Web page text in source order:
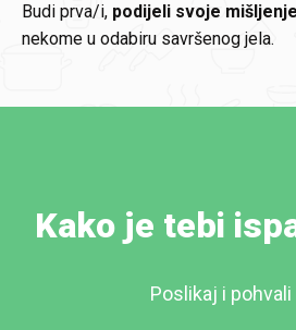
Budi prva/i, podijeli svoje
nekome u odabiru savršenog jela.
Kako je tebi
Poslikaj i pohvali